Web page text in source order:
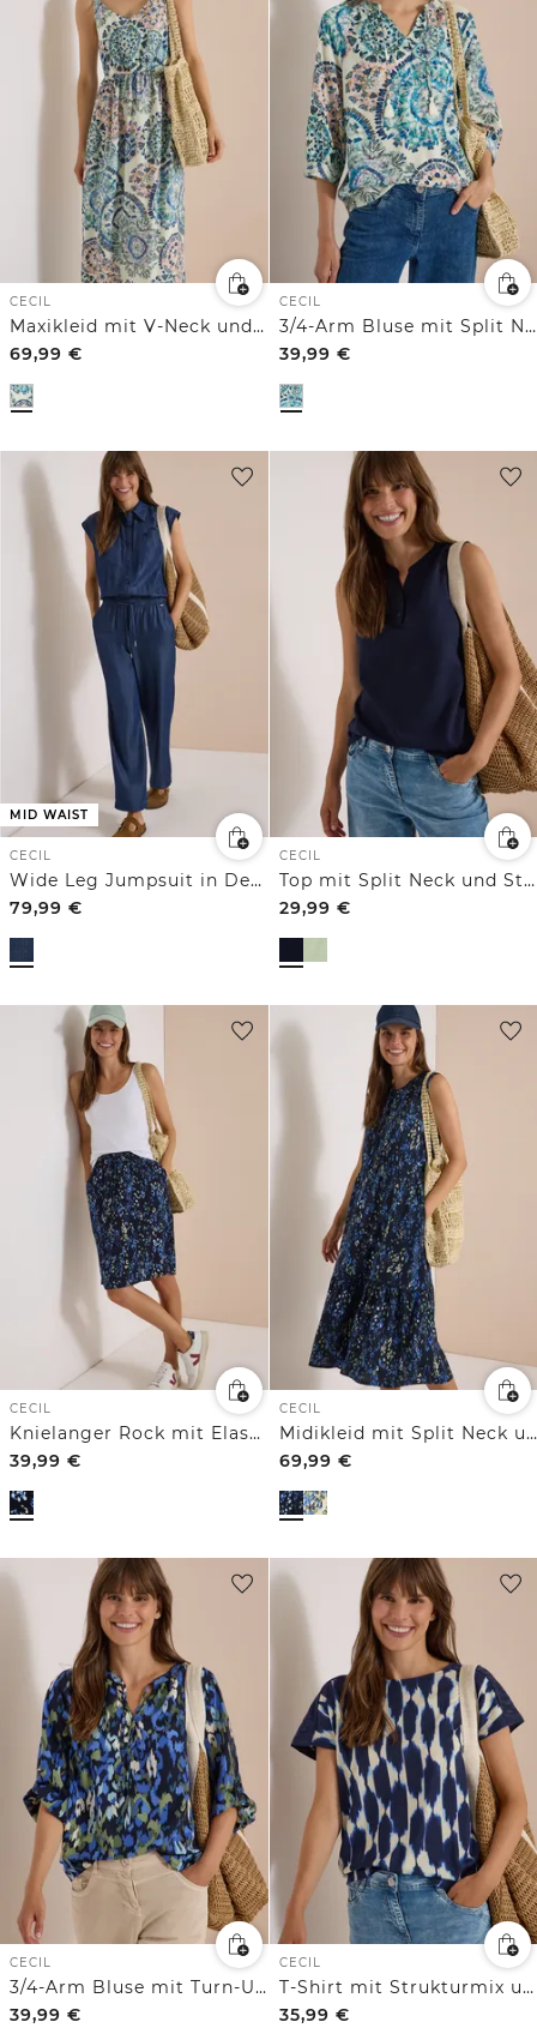
CECIL
Maxikleid mit V-Neck und Print
69,99 €
CECIL
3/4-Arm Bluse mit Split Neck und Print
39,99 €
MID WAIST
CECIL
Wide Leg Jumpsuit in Denim-Optik
79,99 €
CECIL
Top mit Split Neck und Strukturmix
29,99 €
CECIL
Knielanger Rock mit Elastikbund und Print
39,99 €
CECIL
Midikleid mit Split Neck und Print
69,99 €
CECIL
3/4-Arm Bluse mit Turn-Up und Print
39,99 €
CECIL
T-Shirt mit Strukturmix und Print
35,99 €